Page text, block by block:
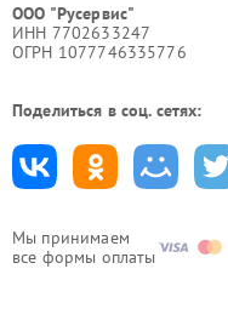
Мы принимаем
все формы оплаты
ООО "Русервис"
ИНН 7702633247
ОГРН 1077746335776
Поделиться в соц. сетях: